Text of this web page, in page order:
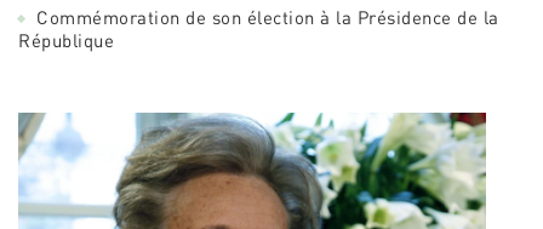
Commémoration de son élection à la Présidence de la
République